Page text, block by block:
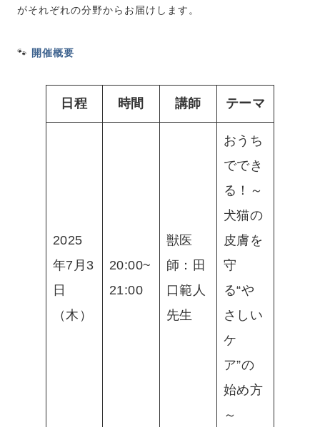
がそれぞれの分野からお届けします。
🐾 開催概要
日程 時間 講師 テーマ
2025
年7月3
日
（木）
20:00~
21:00
獣医
師：田
口範人
先生
おうち
ででき
る！～
犬猫の
皮膚を
守
る“や
さしい
ケ
ア”の
始め方
～